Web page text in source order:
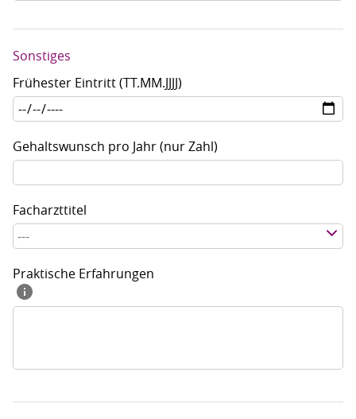
Sonstiges
Frühester Eintritt (TT.MM.JJJJ)
Gehaltswunsch pro Jahr (nur Zahl)
Facharzttitel
---
Praktische Erfahrungen